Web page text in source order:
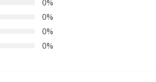
0%
0%
0%
0%